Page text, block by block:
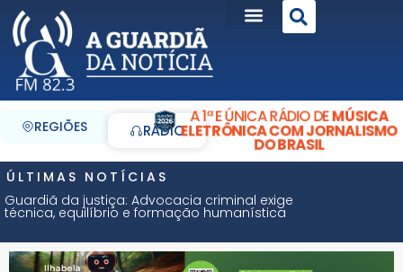
REGIÕES RÁDIO
A 1ª E ÚNICA RÁDIO DEMÚSICA
ELETRÔNICA COM JORNALISMO
DO BRASIL
ÚLTIMAS NOTÍCIAS
Guardiã da justiça: Advocacia criminal exige
técnica, equilíbrio e formação humanística